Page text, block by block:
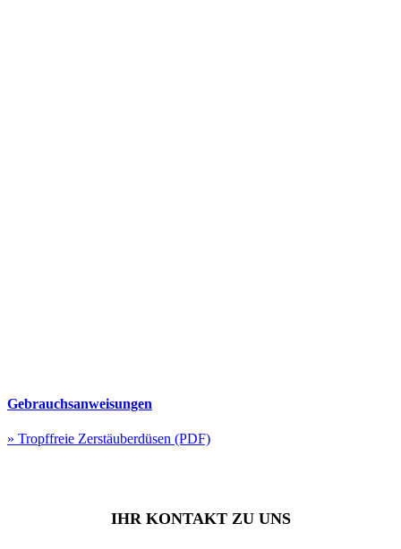
Gebrauchsanweisungen
» Tropffreie Zerstäuberdüsen (PDF)
IHR KONTAKT ZU UNS